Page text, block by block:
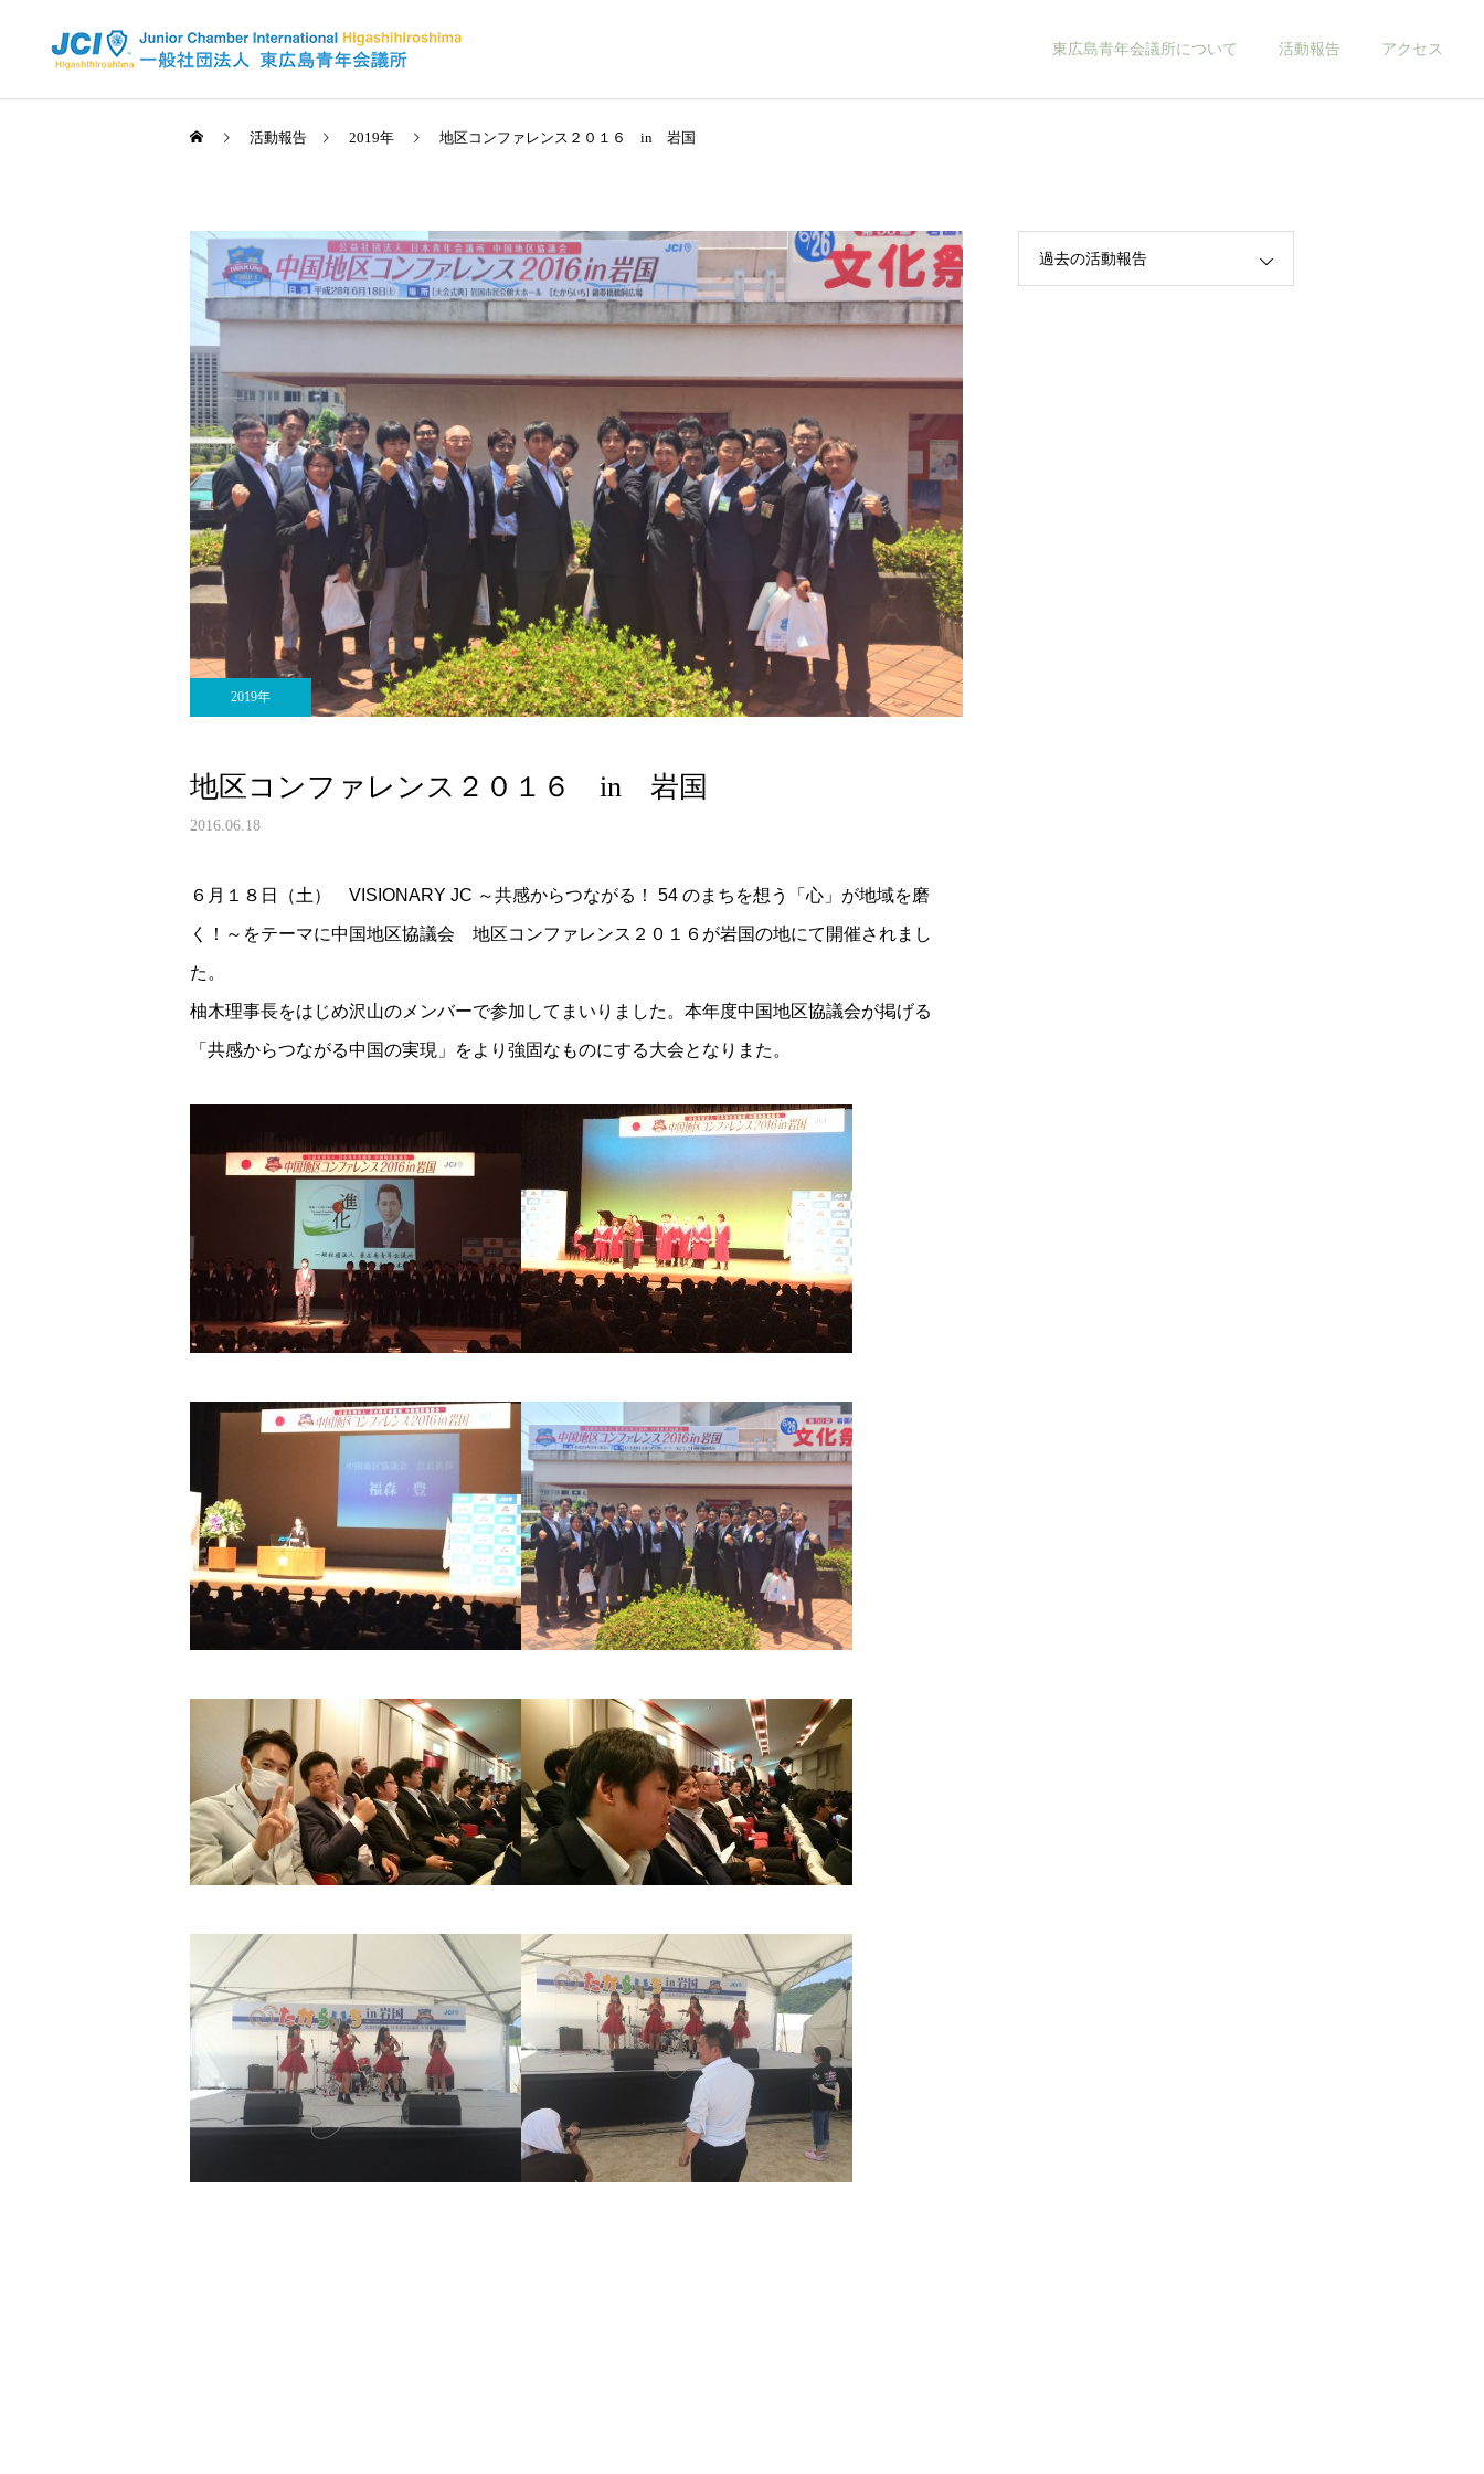
東広島青年会議所について 活動報告 アクセス
活動スケジュール 役員および組織図 理事長所信 当会議所について
信条・使命・目標 JC出身の著名人
2026年
2026年度 4月例会 開催
2026年
2026年度 3月例会 開催
2026年
2026年度 2月例会 開催
2026年
活動報告 2019年 地区コンファレンス２０１６ in 岩国
2019年
地区コンファレンス２０１６ in 岩国
2016.06.18
６月１８日（土） VISIONARY JC ～共感からつながる！ 54 のまちを想う「心」が地域を磨
く！～をテーマに中国地区協議会 地区コンファレンス２０１６が岩国の地にて開催されまし
た。
柚木理事長をはじめ沢山のメンバーで参加してまいりました。本年度中国地区協議会が掲げる
「共感からつながる中国の実現」をより強固なものにする大会となりまた。
過去の活動報告